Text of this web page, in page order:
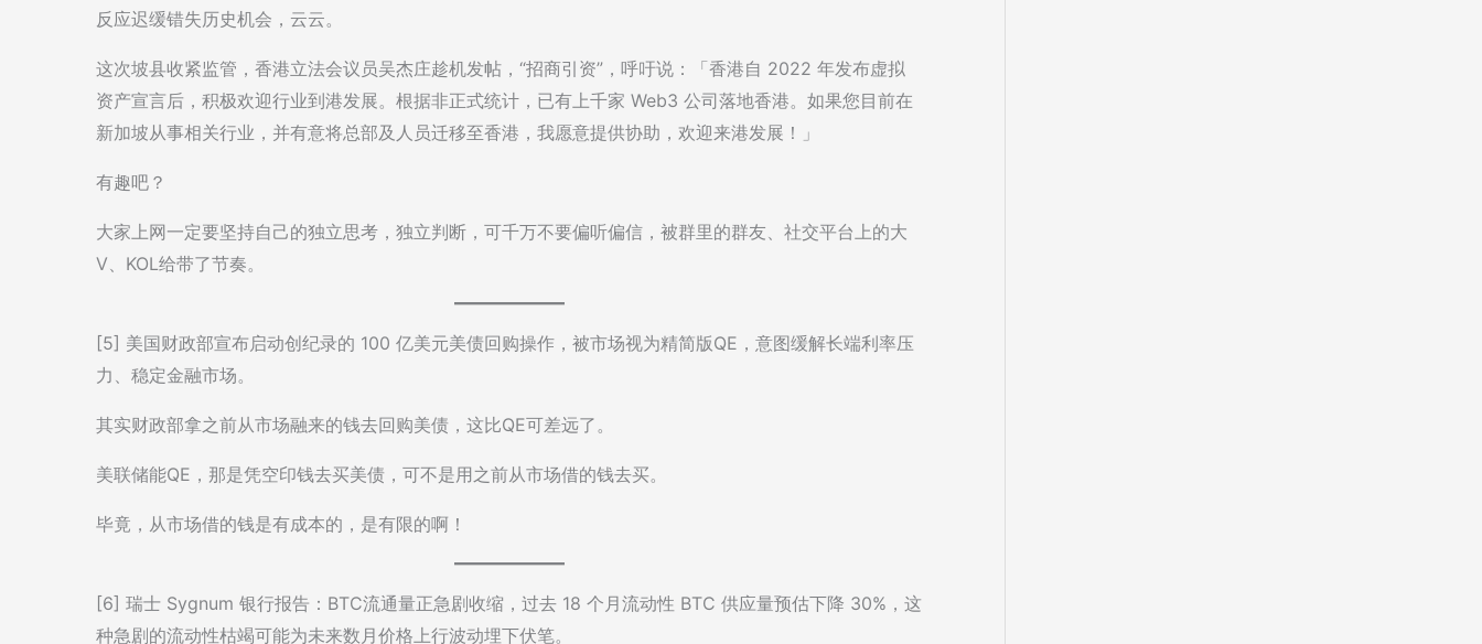
反应迟缓错失历史机会，云云。
这次坡县收紧监管，香港立法会议员吴杰庄趁机发帖，“招商引资”，呼吁说：「香港自 2022 年发布虚拟
资产宣言后，积极欢迎行业到港发展。根据非正式统计，已有上千家 Web3 公司落地香港。如果您目前在
新加坡从事相关行业，并有意将总部及人员迁移至香港，我愿意提供协助，欢迎来港发展！」
有趣吧？
大家上网一定要坚持自己的独立思考，独立判断，可千万不要偏听偏信，被群里的群友、社交平台上的大
V、KOL给带了节奏。
[5] 美国财政部宣布启动创纪录的 100 亿美元美债回购操作，被市场视为精简版QE，意图缓解长端利率压
力、稳定金融市场。
其实财政部拿之前从市场融来的钱去回购美债，这比QE可差远了。
美联储能QE，那是凭空印钱去买美债，可不是用之前从市场借的钱去买。
毕竟，从市场借的钱是有成本的，是有限的啊！
[6] 瑞士 Sygnum 银行报告：BTC流通量正急剧收缩，过去 18 个月流动性 BTC 供应量预估下降 30%，这
种急剧的流动性枯竭可能为未来数月价格上行波动埋下伏笔。